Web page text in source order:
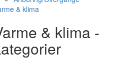
& klima
& klima -